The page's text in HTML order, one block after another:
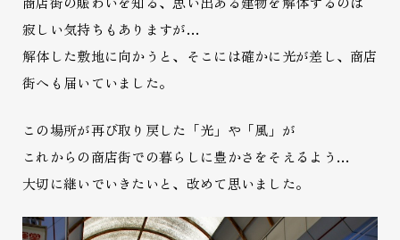
寂しい気持ちもありますが…
解体した敷地に向かうと、そこには確かに光が差し、商店
街へも届いていました。
この場所が再び取り戻した「光」や「風」が
これからの商店街での暮らしに豊かさをそえるよう…
大切に継いでいきたいと、改めて思いました。